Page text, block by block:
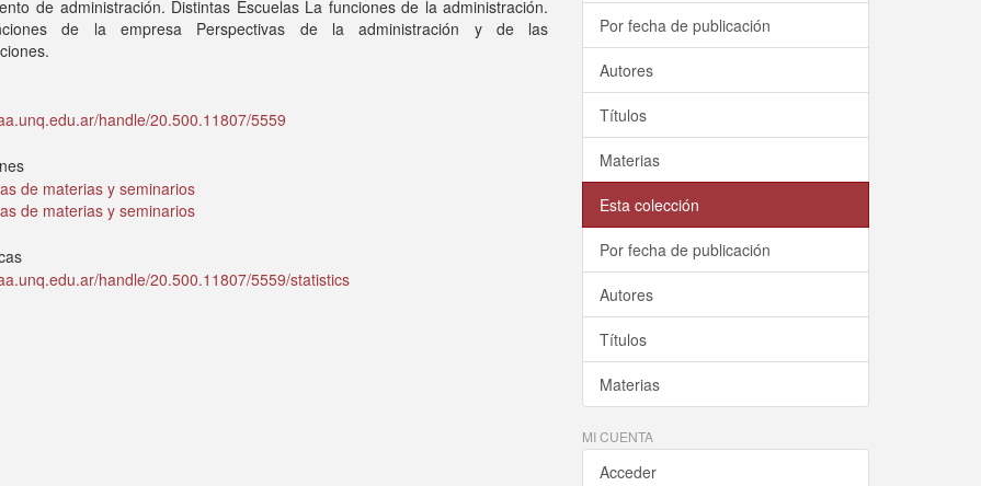
de administración. Distintas Escuelas La funciones de la administración.
de la empresa Perspectivas de la administración y de las
handle/20.500.11807/5559
de materias y seminarios
de materias y seminarios
handle/20.500.11807/5559/statistics
Por fecha de publicación
Autores
Títulos
Materias
Esta colección
Por fecha de publicación
Autores
Títulos
Materias
MI CUENTA
Acceder